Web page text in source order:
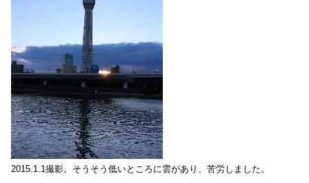
2015.1.1撮影。そうそう低いところに雲があり、苦労しました。